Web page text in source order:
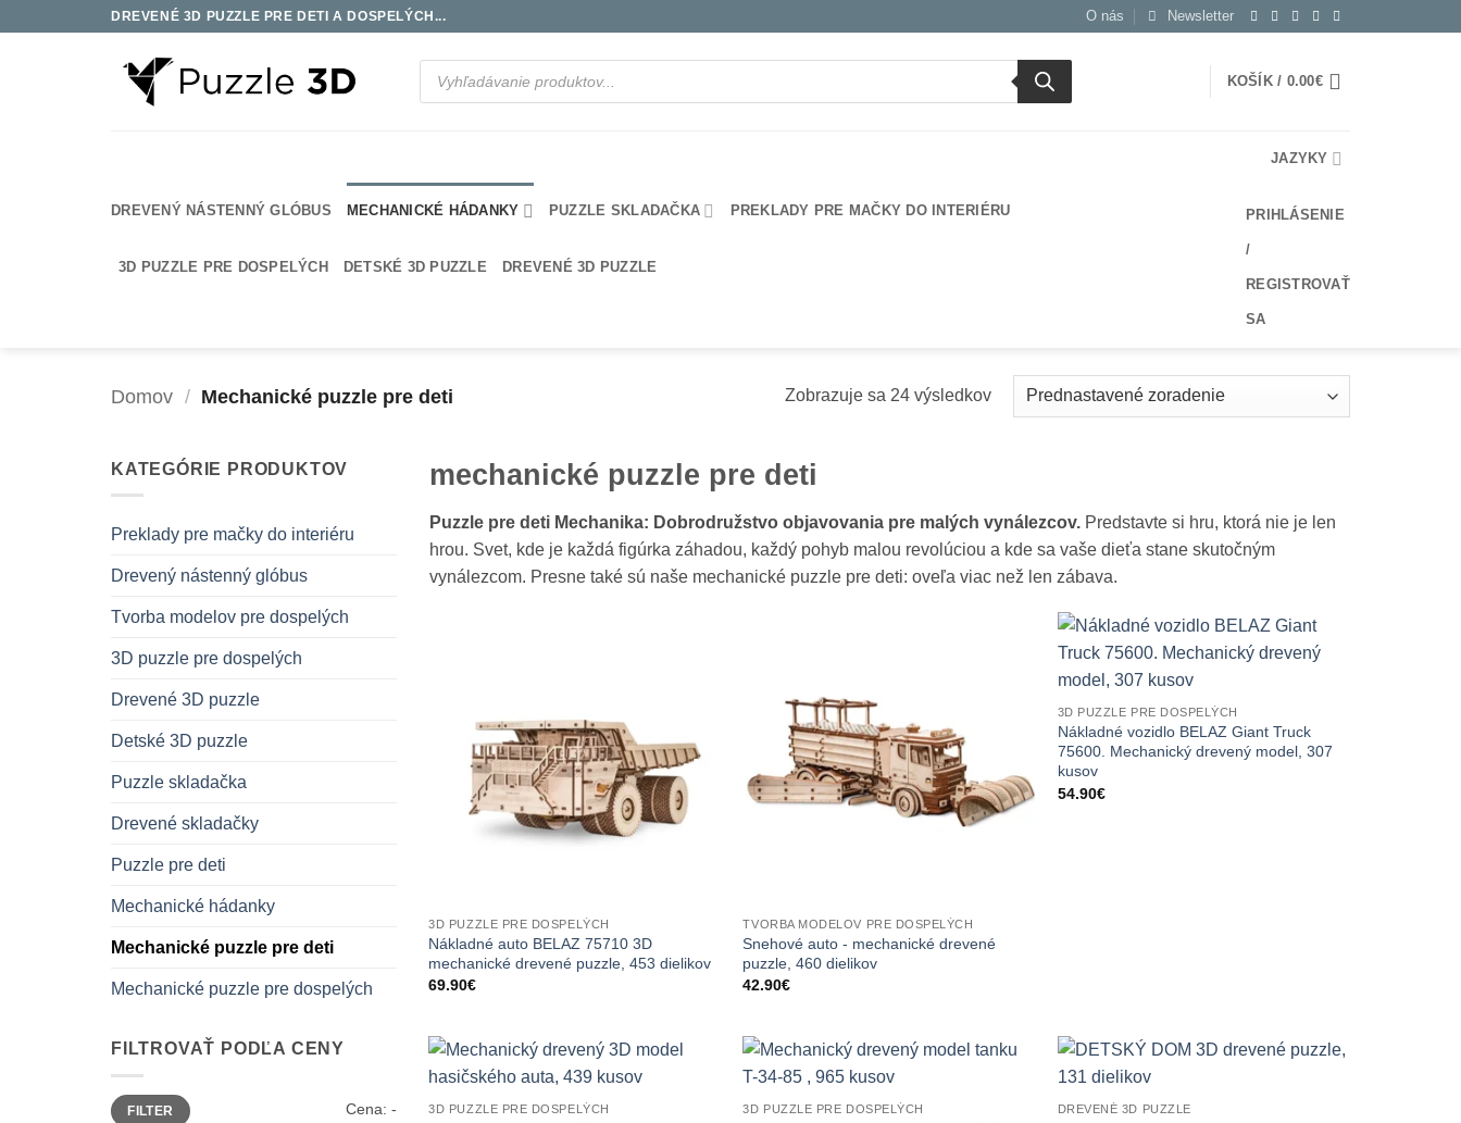
DREVENÉ 3D PUZZLE PRE DETI A DOSPELÝCH... O nás Newsletter
Products
search
KOŠÍK / 0.00€
DREVENÝ NÁSTENNÝ GLÓBUS MECHANICKÉ HÁDANKY PUZZLE SKLADAČKA PREKLADY PRE MAČKY DO INTERIÉRU
3D PUZZLE PRE DOSPELÝCH DETSKÉ 3D PUZZLE DREVENÉ 3D PUZZLE
JAZYKY
PRIHLÁSENIE
/
REGISTROVAŤ
SA
Domov / Mechanické puzzle pre deti Zobrazuje sa 24 výsledkov
KATEGÓRIE PRODUKTOV
Preklady pre mačky do interiéru
Drevený nástenný glóbus
Tvorba modelov pre dospelých
3D puzzle pre dospelých
Drevené 3D puzzle
Detské 3D puzzle
Puzzle skladačka
Drevené skladačky
Puzzle pre deti
Mechanické hádanky
Mechanické puzzle pre deti
Mechanické puzzle pre dospelých
FILTROVAŤ PODĽA CENY
Minimálna
cena
Maximálna
cenaFILTER Cena: -
mechanické puzzle pre deti
Puzzle pre deti Mechanika: Dobrodružstvo objavovania pre malých vynálezcov. Predstavte si hru, ktorá nie je len
hrou. Svet, kde je každá figúrka záhadou, každý pohyb malou revolúciou a kde sa vaše dieťa stane skutočným
vynálezcom. Presne také sú naše mechanické puzzle pre deti: oveľa viac než len zábava.
3D PUZZLE PRE DOSPELÝCH
Nákladné auto BELAZ 75710 3D
mechanické drevené puzzle, 453 dielikov
69.90€
TVORBA MODELOV PRE DOSPELÝCH
Snehové auto - mechanické drevené
puzzle, 460 dielikov
42.90€
3D PUZZLE PRE DOSPELÝCH
Nákladné vozidlo BELAZ Giant Truck
75600. Mechanický drevený model, 307
kusov
54.90€
3D PUZZLE PRE DOSPELÝCH 3D PUZZLE PRE DOSPELÝCH DREVENÉ 3D PUZZLE